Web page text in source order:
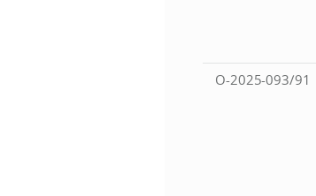
O-2025-093/91